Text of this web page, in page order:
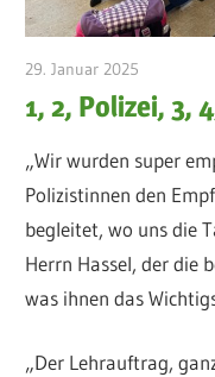
29. Januar 2025
1, 2, Polizei, 3,
„Wir wurden super
Polizistinnen den
begleitet, wo uns die
Herrn Hassel, der die
was ihnen das
„Der Lehrauftrag,